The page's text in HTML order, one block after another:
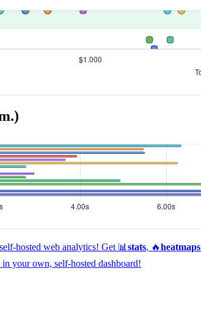
hosted web analytics! Get 📊 stats, 🔥heatmaps
in your own, self-hosted dashboard!